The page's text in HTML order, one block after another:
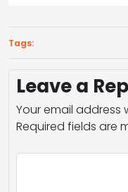
Tags:
Leave a
Your email address
Required fields are